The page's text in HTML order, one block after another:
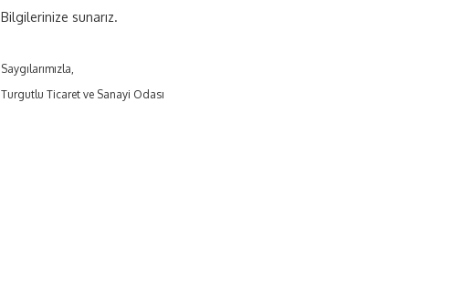
Bilgilerinize sunarız.
Saygılarımızla,
Turgutlu Ticaret ve Sanayi Odası